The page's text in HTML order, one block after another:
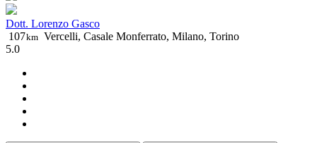
Dott. Lorenzo Gasco
107km Vercelli, Casale Monferrato, Milano, Torino
5.0